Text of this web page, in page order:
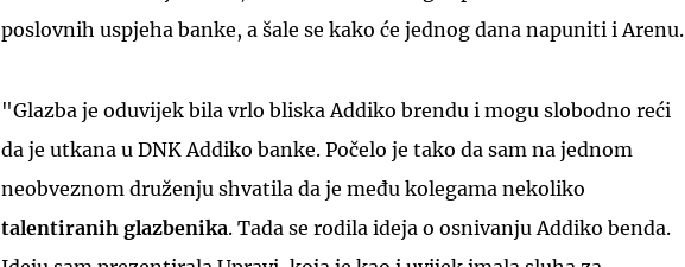
poslovnih uspjeha banke, a šale se kako će jednog dana napuniti i Arenu.
"Glazba je oduvijek bila vrlo bliska Addiko brendu i mogu slobodno reći
da je utkana u DNK Addiko banke. Počelo je tako da sam na jednom
neobveznom druženju shvatila da je među kolegama nekoliko
talentiranih glazbenika. Tada se rodila ideja o osnivanju Addiko benda.